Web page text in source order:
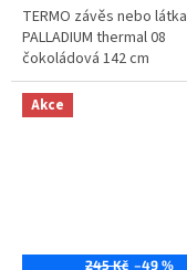
TERMO závěs nebo látka
PALLADIUM thermal 08
čokoládová 142 cm
Akce
245 Kč –49 %